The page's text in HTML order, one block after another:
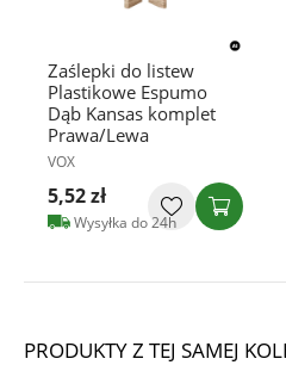
Zaślepki do listew
Plastikowe Espumo
Dąb Kansas komplet
Prawa/Lewa
VOX
5,52 zł
Wysyłka do 24h
PRODUKTY Z TEJ SAMEJ